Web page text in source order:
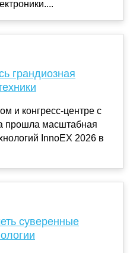
грандиозная
и конгресс-центре с
прошла масштабная
InnoEX 2026 в
суверенные